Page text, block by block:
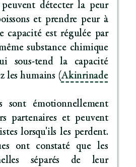
peuvent détecter la peur
et prendre peur à
capacité est régulée par
substance chimique
sous-tend la capacité
les humains (Akinrinade
sont émotionnellement
partenaires et peuvent
lorsqu'ils les perdent.
ont constaté que les
séparés de leur